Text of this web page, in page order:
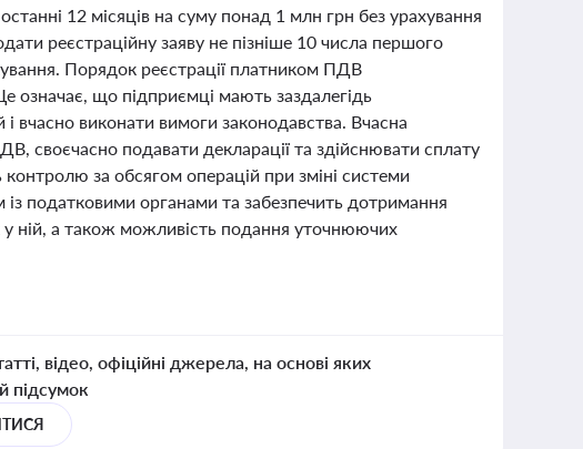
12 місяців на суму понад 1 млн грн без урахування
реєстраційну заяву не пізніше 10 числа першого
Порядок реєстрації платником ПДВ
означає, що підприємці мають заздалегідь
вчасно виконати вимоги законодавства. Вчасна
своєчасно подавати декларації та здійснювати сплату
за обсягом операцій при зміні системи
податковими органами та забезпечить дотримання
ній, а також можливість подання уточнюючих
відео, офіційні джерела, на основі яких
підсумок